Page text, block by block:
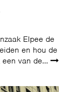
Elpee de
en hou de
van de...